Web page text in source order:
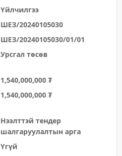
Үйлчилгээ
ШЕЗ/20240105030
ШЕЗ/20240105030/01/01
Урсгал төсөв
1,540,000,000 ₮
1,540,000,000 ₮
Нээлттэй тендер
шалгаруулалтын арга
Үгүй